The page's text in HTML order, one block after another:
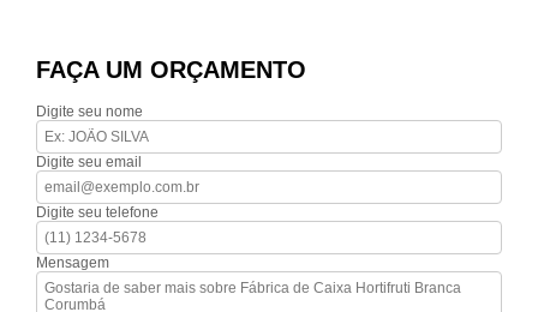
FAÇA UM ORÇAMENTO
Digite seu nome
Digite seu email
Digite seu telefone
Mensagem